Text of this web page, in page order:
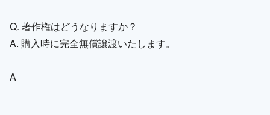
Q. 著作権はどうなりますか？
A. 購入時に完全無償譲渡いたします。
A